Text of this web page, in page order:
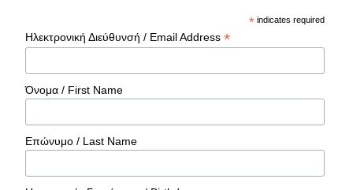
* indicates required
Ηλεκτρονική Διεύθυνσή / Email Address*
Όνομα / First Name
Επώνυμο / Last Name